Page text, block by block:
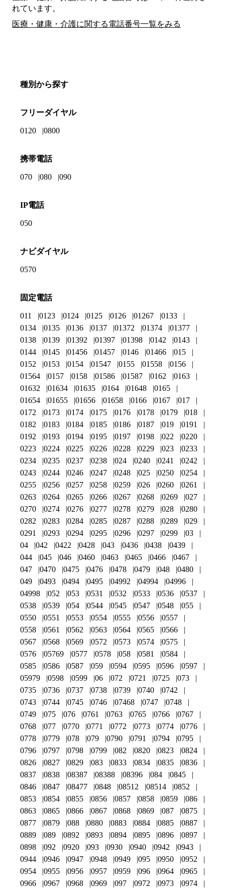
れています。
医療・健康・介護に関する電話番号一覧をみる
種別から探す
フリーダイヤル
0120 0800
携帯電話
070 080 090
IP電話
050
ナビダイヤル
0570
固定電話
011 0123 0124 0125 0126 01267
0133
0134
0135 0136 0137 01372 01374
01377
0138
0139 01392 01397 01398 0142
0143
0144
0145 01456 01457 0146 01466
015
0152
0153 0154 01547 0155 01558
0156
01564
0157 0158 01586 01587 0162
0163
01632
01634 01635 0164 01648
0165
01654
01655 01656 01658 0166 0167
017
0172
0173 0174 0175 0176 0178 0179
018
0182
0183 0184 0185 0186 0187 019
0191
0192
0193 0194 0195 0197 0198 022
0220
0223
0224 0225 0226 0228 0229 023
0233
0234
0235 0237 0238 024 0240 0241
0242
0243
0244 0246 0247 0248 025 0250
0254
0255
0256 0257 0258 0259 026 0260
0261
0263
0264 0265 0266 0267 0268 0269
027
0270
0274 0276 0277 0278 0279 028
0280
0282
0283 0284 0285 0287 0288 0289
029
0291
0293 0294 0295 0296 0297 0299
03
04
042 0422 0428 043 0436 0438
0439
044
045 046 0460 0463 0465 0466
0467
047
0470 0475 0476 0478 0479 048
0480
049
0493 0494 0495 04992 04994
04996
04998
052 053 0531 0532 0533 0536
0537
0538
0539 054 0544 0545 0547 0548
055
0550
0551 0553 0554 0555 0556
0557
0558
0561 0562 0563 0564 0565
0566
0567
0568 0569 0572 0573 0574
0575
0576
05769 0577 0578 058 0581
0584
0585
0586 0587 059 0594 0595 0596
0597
05979
0598 0599 06 072 0721 0725
073
0735
0736 0737 0738 0739 0740
0742
0743
0744 0745 0746 07468 0747
0748
0749
075 076 0761 0763 0765 0766
0767
0768
077 0770 0771 0772 0773 0774
0776
0778
0779 078 079 0790 0791 0794
0795
0796
0797 0798 0799 082 0820 0823
0824
0826
0827 0829 083 0833 0834 0835
0836
0837
0838 08387 08388 08396 084
0845
0846
0847 08477 0848 08512 08514
0852
0853
0854 0855 0856 0857 0858 0859
086
0863
0865 0866 0867 0868 0869 087
0875
0877
0879 088 0880 0883 0884 0885
0887
0889
089 0892 0893 0894 0895 0896
0897
0898
092 0920 093 0930 0940 0942
0943
0944
0946 0947 0948 0949 095 0950
0952
0954
0955 0956 0957 0959 096 0964
0965
0966
0967 0968 0969 097 0972 0973
0974